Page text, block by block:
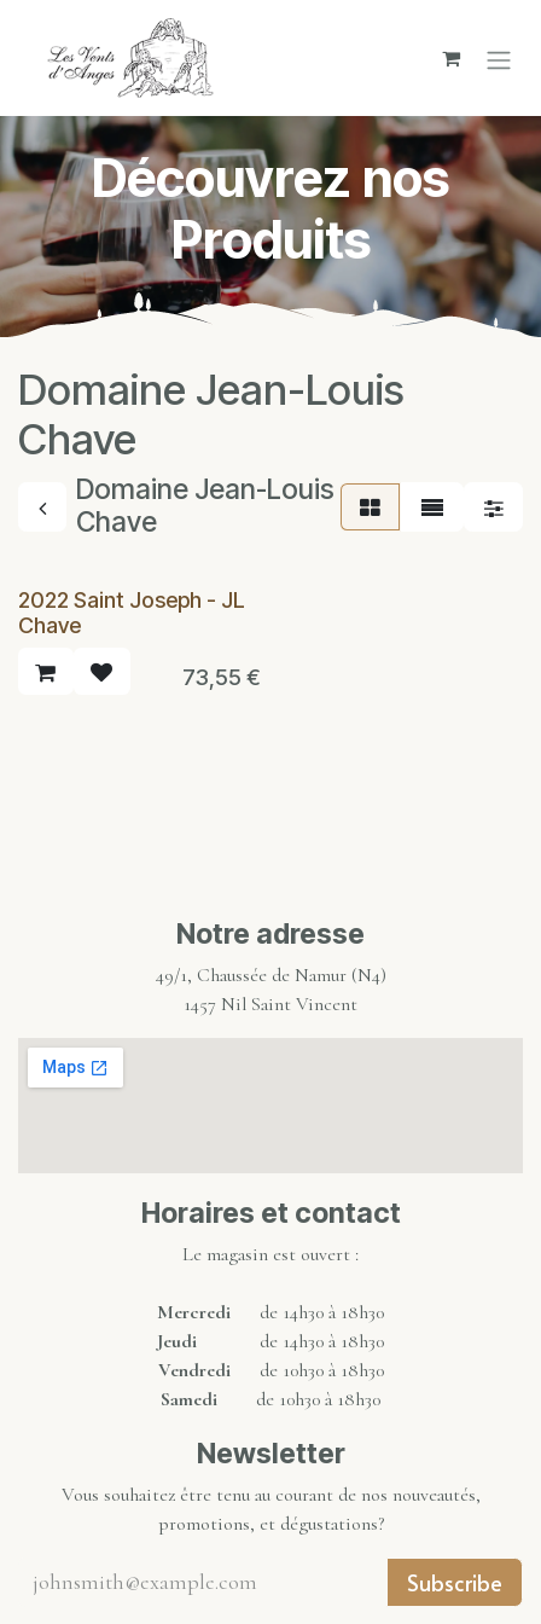
Se rendre au contenu
Découvrez nos
Produits
Domaine Jean-Louis
Chave
Domaine Jean-Louis
Chave
2022 Saint Joseph - JL
Chave
73,55 €
Notre adresse
49/1, Chaussée de Namur (N4)
1457 Nil Saint Vincent
Horaires et contact
Le magasin est ouvert :
Mercredi de 14h30 à 18h30
Jeudi de 14h30 à 18h30
Vendredide 10h30 à 18h30
Samedi de 10h30 à 18h30
Newsletter
Vous souhaitez être tenu au courant de nos nouveautés,
promotions, et dégustations?
Subscribe